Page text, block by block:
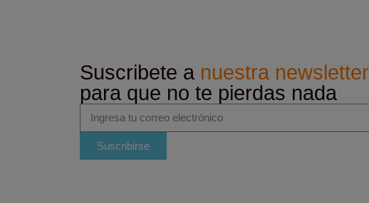
Suscribete a nuestra newsletter
para que no te pierdas nada
Suscribirse